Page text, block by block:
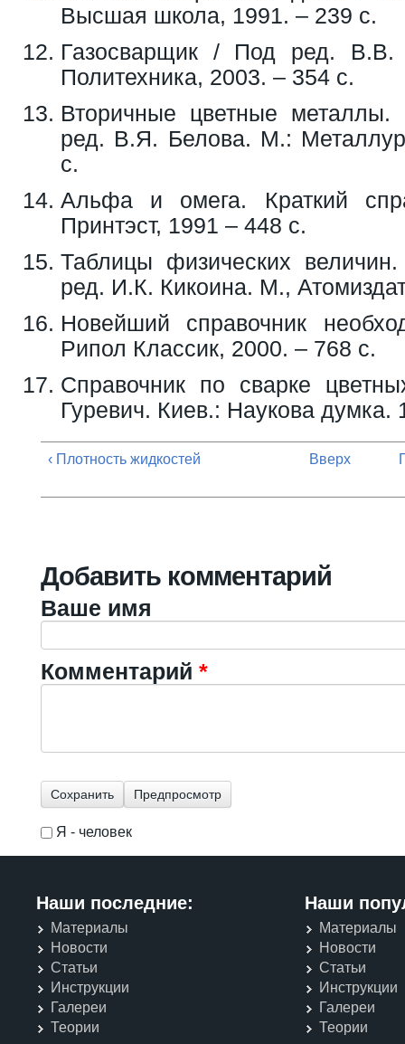
Высшая школа, 1991. – 239 с.
Газосварщик / Под ред.
Политехника, 2003. – 354 с.
Вторичные цветные
ред. В.Я. Белова. М.:
с.
Альфа и омега. Краткий
Принтэст, 1991 – 448 с.
Таблицы физических
ред. И.К. Кикоина. М.,
Новейший справочник
Рипол Классик, 2000. – 768 с.
Справочник по сварке
Гуревич. Киев.: Наукова думка.
‹ Плотность жидкостей Вверх
Добавить комментарий
Ваше имя
Комментарий *
Я - человек
Наши последние:
Материалы
Новости
Статьи
Инструкции
Галереи
Теории
Наши
Материалы
Новости
Статьи
Инструкции
Галереи
Теории